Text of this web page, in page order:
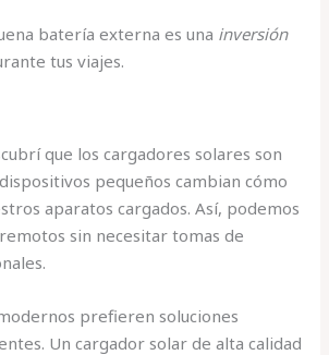
batería externa es una inversión
tus viajes.
que los cargadores solares son
pequeños cambian cómo
aparatos cargados. Así, podemos
sin necesitar tomas de
prefieren soluciones
Un cargador solar de alta calidad